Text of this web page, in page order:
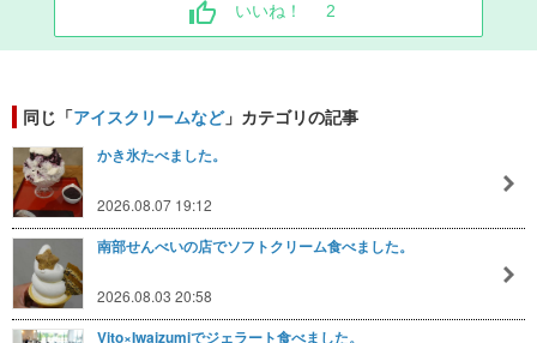
いいね！ 2
同じ「アイスクリームなど」カテゴリの記事
かき氷たべました。
2026.08.07 19:12
南部せんべいの店でソフトクリーム食べました。
2026.08.03 20:58
Vito×Iwaizumiでジェラート食べました。